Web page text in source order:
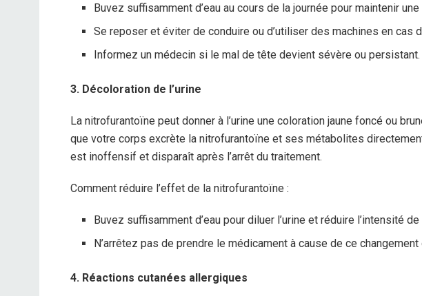
Buvez suffisamment d’eau au cours de la journée pour maintenir
Se reposer et éviter de conduire ou d’utiliser des machines en cas
Informez un médecin si le mal de tête devient sévère ou persistant.
3. Décoloration de l’urine
La nitrofurantoïne peut donner à l’urine une coloration jaune foncé ou
que votre corps excrète la nitrofurantoïne et ses métabolites
est inoffensif et disparaît après l’arrêt du traitement.
Comment réduire l’effet de la nitrofurantoïne :
Buvez suffisamment d’eau pour diluer l’urine et réduire l’intensité de
N’arrêtez pas de prendre le médicament à cause de ce
4. Réactions cutanées allergiques